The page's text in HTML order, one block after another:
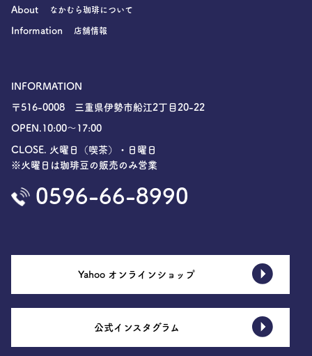
About なかむら珈琲について
Information 店舗情報
INFORMATION
〒516-0008 三重県伊勢市船江2丁目20-22
OPEN.10:00〜17:00
CLOSE. 火曜日（喫茶）・日曜日
※火曜日は珈琲豆の販売のみ営業
0596-66-8990
Yahoo オンラインショップ
公式インスタグラム